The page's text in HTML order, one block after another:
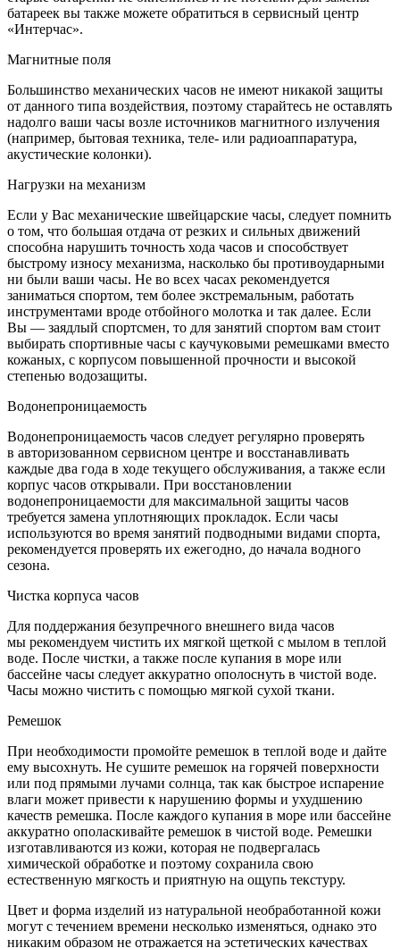
батареек вы также можете обратиться в сервисный центр
«Интерчас».
Магнитные поля
Большинство механических часов не имеют никакой защиты
от данного типа воздействия, поэтому старайтесь не оставлять
надолго ваши часы возле источников магнитного излучения
(например, бытовая техника, теле- или радиоаппаратура,
акустические колонки).
Нагрузки на механизм
Если у Вас механические швейцарские часы, следует помнить
о том, что большая отдача от резких и сильных движений
способна нарушить точность хода часов и способствует
быстрому износу механизма, насколько бы противоударными
ни были ваши часы. Не во всех часах рекомендуется
заниматься спортом, тем более экстремальным, работать
инструментами вроде отбойного молотка и так далее. Если
Вы — заядлый спортсмен, то для занятий спортом вам стоит
выбирать спортивные часы с каучуковыми ремешками вместо
кожаных, с корпусом повышенной прочности и высокой
степенью водозащиты.
Водонепроницаемость
Водонепроницаемость часов следует регулярно проверять
в авторизованном сервисном центре и восстанавливать
каждые два года в ходе текущего обслуживания, а также если
корпус часов открывали. При восстановлении
водонепроницаемости для максимальной защиты часов
требуется замена уплотняющих прокладок. Если часы
используются во время занятий подводными видами спорта,
рекомендуется проверять их ежегодно, до начала водного
сезона.
Чистка корпуса часов
Для поддержания безупречного внешнего вида часов
мы рекомендуем чистить их мягкой щеткой с мылом в теплой
воде. После чистки, а также после купания в море или
бассейне часы следует аккуратно ополоснуть в чистой воде.
Часы можно чистить с помощью мягкой сухой ткани.
Ремешок
При необходимости промойте ремешок в теплой воде и дайте
ему высохнуть. Не сушите ремешок на горячей поверхности
или под прямыми лучами солнца, так как быстрое испарение
влаги может привести к нарушению формы и ухудшению
качеств ремешка. После каждого купания в море или бассейне
аккуратно ополаскивайте ремешок в чистой воде. Ремешки
изготавливаются из кожи, которая не подвергалась
химической обработке и поэтому сохранила свою
естественную мягкость и приятную на ощупь текстуру.
Цвет и форма изделий из натуральной необработанной кожи
могут с течением времени несколько изменяться, однако это
никаким образом не отражается на эстетических качествах